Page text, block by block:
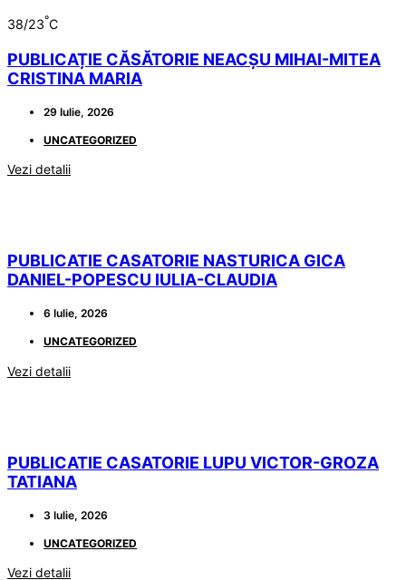
38/23°C
PUBLICAȚIE CĂSĂTORIE NEACȘU MIHAI-MITEA
CRISTINA MARIA
29 Iulie, 2026
UNCATEGORIZED
Vezi detalii
PUBLICATIE CASATORIE NASTURICA GICA
DANIEL-POPESCU IULIA-CLAUDIA
6 Iulie, 2026
UNCATEGORIZED
Vezi detalii
PUBLICATIE CASATORIE LUPU VICTOR-GROZA
TATIANA
3 Iulie, 2026
UNCATEGORIZED
Vezi detalii